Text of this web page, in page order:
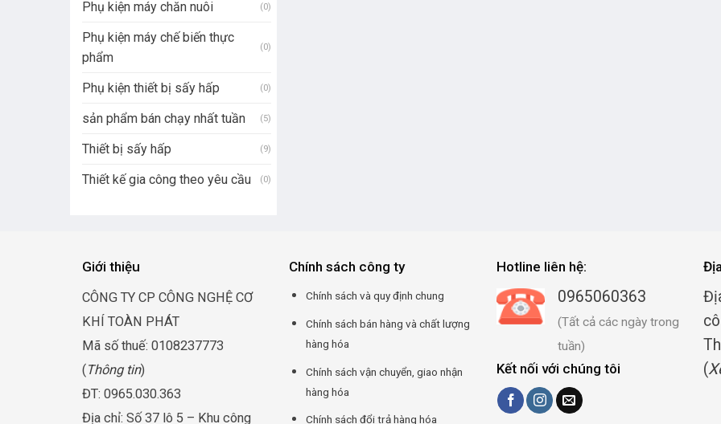
Phụ kiện máy chăn nuôi (0)
Phụ kiện máy chế biến thực
phẩm
(0)
Phụ kiện thiết bị sấy hấp (0)
sản phẩm bán chạy nhất tuần (5)
Thiết bị sấy hấp (9)
Thiết kế gia công theo yêu cầu (0)
Giới thiệu
CÔNG TY CP CÔNG NGHỆ CƠ
KHÍ TOÀN PHÁT
Mã số thuế: 0108237773
( Thông tin)
ĐT: 0965.030.363
Địa chỉ: Số 37 lô 5 – Khu công
Chính sách công ty
Chính sách và quy định chung
Chính sách bán hàng và chất lượng
hàng hóa
Chính sách vận chuyển, giao nhận
hàng hóa
Chính sách đổi trả hàng hóa
Hotline liên hệ:
0965060363
(Tất cả các ngày trong
tuần)
Kết nối với chúng tôi
(